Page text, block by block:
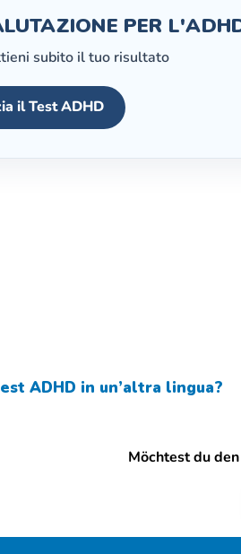
PER
subito il tuo risultato
il Test ADHD
ADHD in un’altra lingua?
Möchtest du